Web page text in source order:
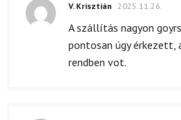
V. Krisztián 2025.11.26.
A szállítás nagyon
pontosan úgy érkezett,
rendben vot.